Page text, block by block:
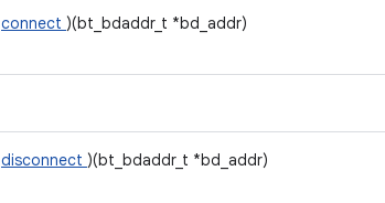
connect )(bt_bdaddr_t *bd_addr)
disconnect )(bt_bdaddr_t *bd_addr)